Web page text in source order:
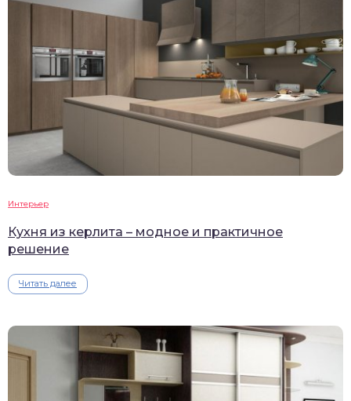
Интерьер
Кухня из керлита – модное и практичное
решение
Читать далее